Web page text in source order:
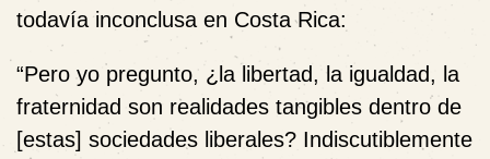
todavía inconclusa en Costa Rica:
“Pero yo pregunto, ¿la libertad, la igualdad, la
fraternidad son realidades tangibles dentro de
[estas] sociedades liberales? Indiscutiblemente